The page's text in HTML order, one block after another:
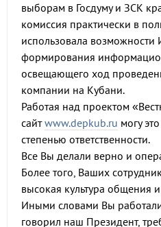
выборам в Госдуму и ЗСК
комиссия практически в
использовала возможности
формирования
освещающего ход
компании на Кубани.
Работая над проектом
сайтwww.depkub.ru могу
степенью ответственности.
Все Вы делали верно и
Более того, Ваших
высокая культура общения
Иными словами Вы
говорил наш Президент,